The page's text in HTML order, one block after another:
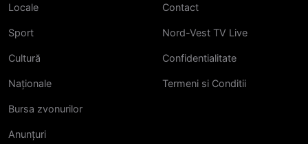
Locale
Sport
Cultură
Naționale
Bursa zvonurilor
Anunțuri
Contact
Nord-Vest TV Live
Confidentialitate
Termeni si Conditii